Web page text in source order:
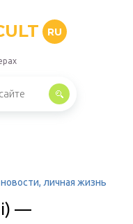
RU
личная жизнь
—